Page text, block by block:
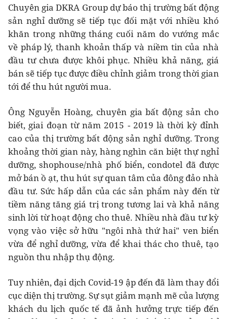
Chuyên gia DKRA Group dự báo thị trường bất động
sản nghỉ dưỡng sẽ tiếp tục đối mặt với nhiều khó
khăn trong những tháng cuối năm do vướng mắc
về pháp lý, thanh khoản thấp và niềm tin của nhà
đầu tư chưa được khôi phục. Nhiều khả năng, giá
bán sẽ tiếp tục được điều chỉnh giảm trong thời gian
tới để thu hút người mua.
Ông Nguyễn Hoàng, chuyên gia bất động sản cho
biết, giai đoạn từ năm 2015 - 2019 là thời kỳ đỉnh
cao của thị trường bất động sản nghỉ dưỡng. Trong
khoảng thời gian này, hàng nghìn căn biệt thự nghỉ
dưỡng, shophouse/nhà phố biển, condotel đã được
mở bán ồ ạt, thu hút sự quan tâm của đông đảo nhà
đầu tư. Sức hấp dẫn của các sản phẩm này đến từ
tiềm năng tăng giá trị trong tương lai và khả năng
sinh lời từ hoạt động cho thuê. Nhiều nhà đầu tư kỳ
vọng vào việc sở hữu "ngôi nhà thứ hai" ven biển
vừa để nghỉ dưỡng, vừa để khai thác cho thuê, tạo
nguồn thu nhập thụ động.
Tuy nhiên, đại dịch Covid-19 ập đến đã làm thay đổi
cục diện thị trường. Sự sụt giảm mạnh mẽ của lượng
khách du lịch quốc tế đã ảnh hưởng trực tiếp đến